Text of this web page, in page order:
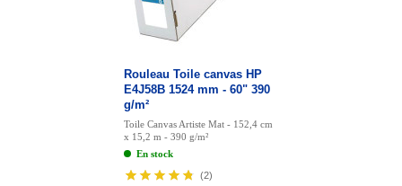
Rouleau Toile canvas HP
E4J58B 1524 mm - 60" 390
g/m²
Toile Canvas Artiste Mat - 152,4 cm
x 15,2 m - 390 g/m²
En stock
(2)